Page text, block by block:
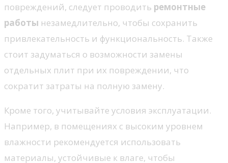
повреждений, следует проводить ремонтные
работы незамедлительно, чтобы сохранить
привлекательность и функциональность. Также
стоит задуматься о возможности замены
отдельных плит при их повреждении, что
сократит затраты на полную замену.
Кроме того, учитывайте условия эксплуатации.
Например, в помещениях с высоким уровнем
влажности рекомендуется использовать
материалы, устойчивые к влаге, чтобы